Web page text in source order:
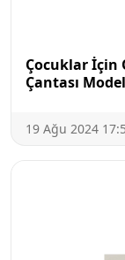
Çocuklar İçin
Çantası
19 Ağu 2024